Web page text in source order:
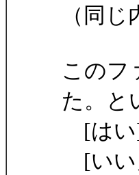
（同
このフ
た。と
[はい]
[いい